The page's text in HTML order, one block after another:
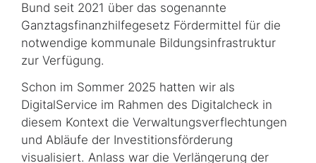
Bund seit 2021 über das sogenannte
Ganztagsfinanzhilfegesetz Fördermittel für die
notwendige kommunale Bildungsinfrastruktur
zur Verfügung.
Schon im Sommer 2025 hatten wir als
DigitalService im Rahmen des Digitalcheck in
diesem Kontext die Verwaltungsverflechtungen
und Abläufe der Investitionsförderung
visualisiert. Anlass war die Ver­längerung der